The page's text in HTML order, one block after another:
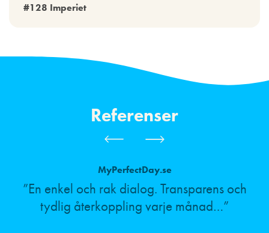
#128 Imperiet
Referenser
MyPerfectDay.se
”En enkel och rak dialog. Transparens och
tydlig återkoppling varje månad…”